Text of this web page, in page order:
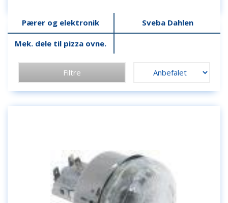
Pærer og elektronik Sveba Dahlen
Mek. dele til pizza ovne.
Filtre